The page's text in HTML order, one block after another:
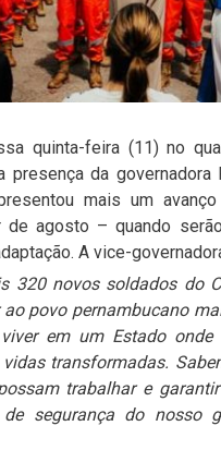
quinta-feira (11) no
presença da
mais um avanço
agosto – quando
A vice-
320 novos soldados do
povo pernambucano
em um Estado
transformadas.
trabalhar e
segurança do nosso